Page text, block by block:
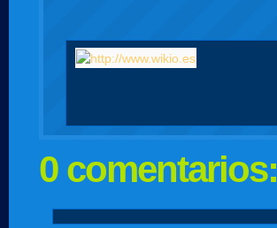
0 comentarios: